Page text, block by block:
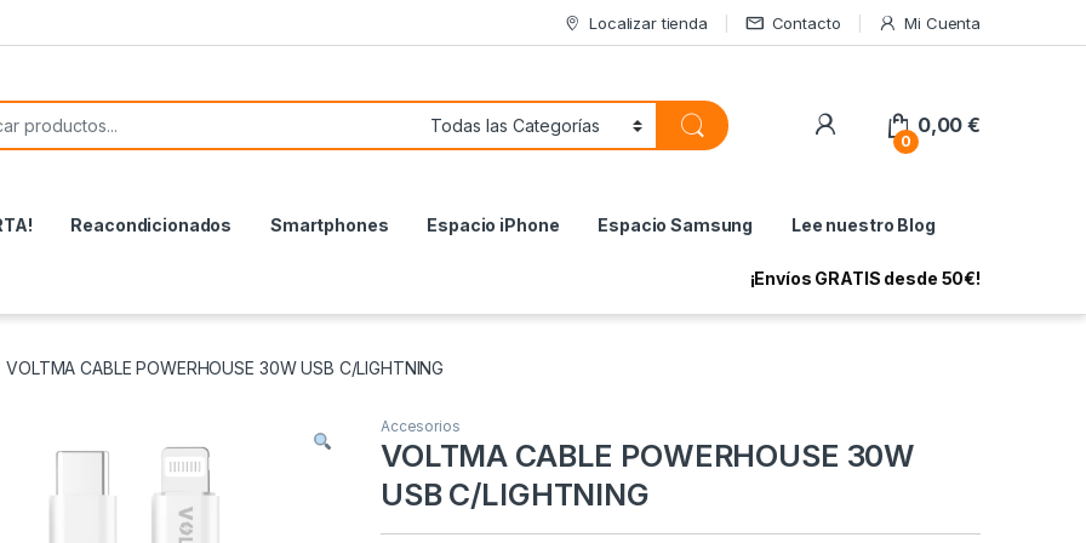
Localizar tienda Contacto Mi Cuenta
My Account
0
0,00€
Reacondicionados Smartphones Espacio iPhone Espacio Samsung Lee nuestro Blog
¡Envíos GRATIS desde 50€!
VOLTMA CABLE POWERHOUSE 30W USB C/LIGHTNING
Accesorios
VOLTMA CABLE POWERHOUSE 30W
USB C/LIGHTNING